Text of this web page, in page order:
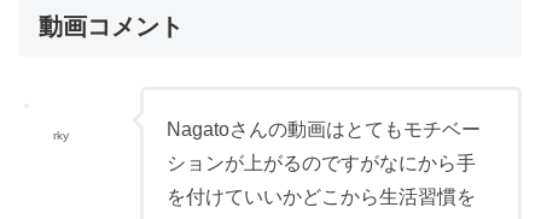
動画コメント
rky
Nagatoさんの動画はとてもモチベー
ションが上がるのですがなにから手
を付けていいかどこから生活習慣を